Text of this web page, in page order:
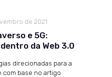
de 2021
e 5G:
da Web 3.0
direcionadas para a
com base no artigo